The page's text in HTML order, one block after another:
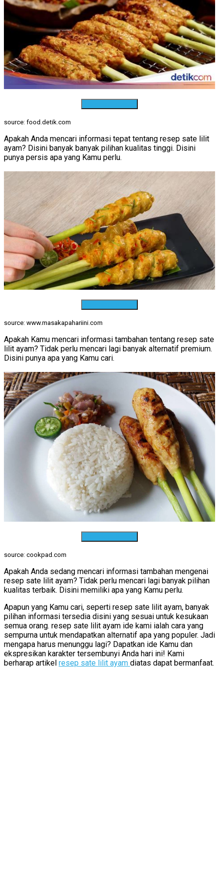
source: food.detik.com
Apakah Anda mencari informasi tepat tentang resep sate lilit
ayam? Disini banyak banyak pilihan kualitas tinggi. Disini
punya persis apa yang Kamu perlu.
source: www.masakapahariini.com
Apakah Kamu mencari informasi tambahan tentang resep sate
lilit ayam? Tidak perlu mencari lagi banyak alternatif premium.
Disini punya apa yang Kamu cari.
source: cookpad.com
Apakah Anda sedang mencari informasi tambahan mengenai
resep sate lilit ayam? Tidak perlu mencari lagi banyak pilihan
kualitas terbaik. Disini memiliki apa yang Kamu perlu.
Apapun yang Kamu cari, seperti resep sate lilit ayam, banyak
pilihan informasi tersedia disini yang sesuai untuk kesukaan
semua orang. resep sate lilit ayam ide kami ialah cara yang
sempurna untuk mendapatkan alternatif apa yang populer. Jadi
mengapa harus menunggu lagi? Dapatkan ide Kamu dan
ekspresikan karakter tersembunyi Anda hari ini! Kami
berharap artikel resep sate lilit ayam diatas dapat bermanfaat.